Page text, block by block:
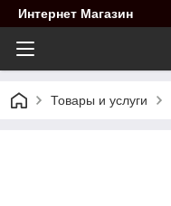
Интернет Магазин
Товары и услуги